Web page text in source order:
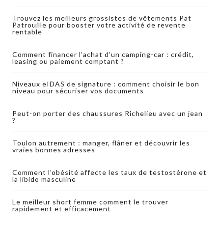
Trouvez les meilleurs grossistes de vêtements Pat
Patrouille pour booster votre activité de revente
rentable
Comment financer l’achat d’un camping-car : crédit,
leasing ou paiement comptant ?
Niveaux eIDAS de signature : comment choisir le bon
niveau pour sécuriser vos documents
Peut-on porter des chaussures Richelieu avec un jean
?
Toulon autrement : manger, flâner et découvrir les
vraies bonnes adresses
Comment l’obésité affecte les taux de testostérone et
la libido masculine
Le meilleur short femme comment le trouver
rapidement et efficacement